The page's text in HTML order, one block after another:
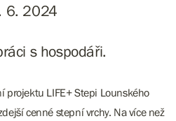
6. 2024
s hospodáři.
projektu LIFE+ Stepi Lounského
cenné stepní vrchy. Na více než